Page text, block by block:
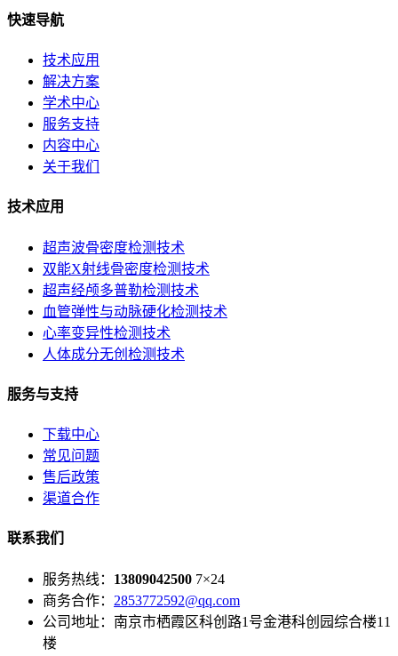
快速导航
技术应用
解决方案
学术中心
服务支持
内容中心
关于我们
技术应用
超声波骨密度检测技术
双能X射线骨密度检测技术
超声经颅多普勒检测技术
血管弹性与动脉硬化检测技术
心率变异性检测技术
人体成分无创检测技术
服务与支持
下载中心
常见问题
售后政策
渠道合作
联系我们
服务热线： 13809042500 7×24
商务合作： 2853772592@qq.com
公司地址：南京市栖霞区科创路1号金港科创园综合楼11
楼